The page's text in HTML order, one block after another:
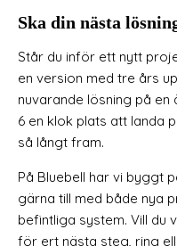
Ska din nästa
Står du inför ett nytt
en version med tre års
nuvarande lösning på
6 en klok plats att landa
så långt fram.
På Bluebell har vi byggt
gärna till med både nya
befintliga system. Vill du
för ert nästa steg, ring